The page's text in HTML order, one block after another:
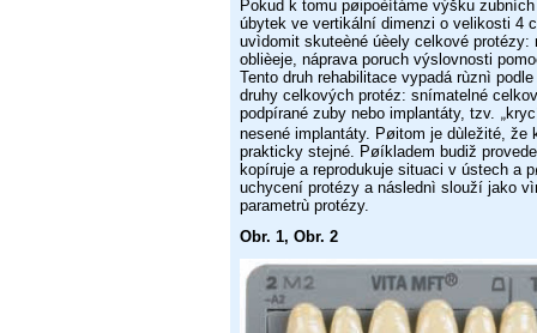
Pokud k tomu pøipoèítáme výšku
úbytek ve vertikální dimenzi o velikosti 4
uvìdomit skuteèné úèely celkové protézy:
oblièeje, náprava poruch výslovnosti
Tento druh rehabilitace vypadá rùznì
druhy celkových protéz: snímatelné
podpírané zuby nebo implantáty, tzv. „
nesené implantáty. Pøitom je dùležité, že
prakticky stejné. Pøíkladem budiž
kopíruje a reprodukuje situaci v ústech a
uchycení protézy a následnì slouží jako
parametrù protézy.
Obr. 1, Obr. 2